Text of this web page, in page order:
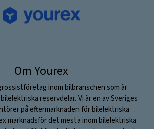
Om Yourex
inom bilbranschen som är
reservdelar. Vi är en av Sveriges
på eftermarknaden för bilelektriska
marknadsför det mesta inom bilelektriska